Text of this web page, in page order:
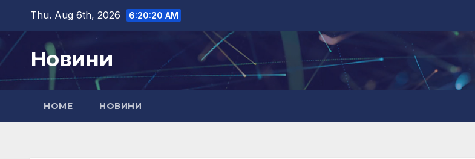
content
Thu. Aug 6th, 2026 6:20:21 AM
Новини
HOME НОВИНИ